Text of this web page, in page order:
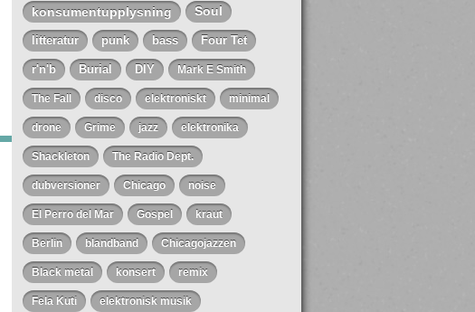
konsumentupplysning
Soul
litteratur punk bass Four Tet
r'n'b Burial DIY Mark E Smith
The Fall disco elektroniskt minimal
drone Grime jazz elektronika
Shackleton The Radio Dept.
dubversioner Chicago noise
El Perro del Mar Gospel kraut
Berlin blandband Chicagojazzen
Black metal konsert remix
Fela Kuti elektronisk musik